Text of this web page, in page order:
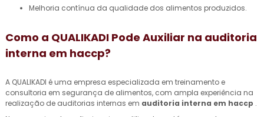
Melhoria contínua da qualidade dos alimentos produzidos.
Como a QUALIKADI Pode Auxiliar na auditoria
interna em haccp?
A QUALIKADI é uma empresa especializada em treinamento e
consultoria em segurança de alimentos, com ampla experiência na
realização de auditorias internas em auditoria interna em haccp .